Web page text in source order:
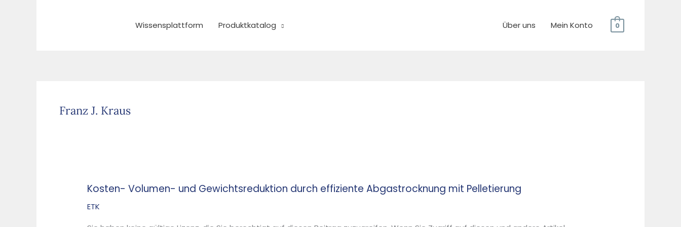
Wissensplattform Produktkatalog Über uns Mein Konto 0
Franz J. Kraus
Kosten- Volumen- und Gewichtsreduktion durch effiziente Abgastrocknung mit Pelletierung
ETK
Kosten-
Volumen-